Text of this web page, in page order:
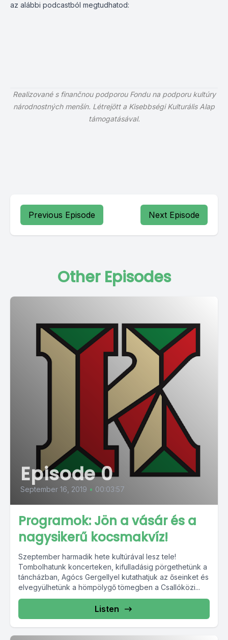
az alábbi podcastból megtudhatod:
Realizované s finančnou podporou Fondu na podporu kultúry
národnostných menšín. Létrejött a Kisebbségi Kulturális Alap
támogatásával.
Previous Episode Next Episode
Other Episodes
Episode 0
September 16, 2019 • 00:03:57
Programok: Jön a vásár és a
nagysikerű kocsmakvíz!
Szeptember harmadik hete kultúrával lesz tele!
Tombolhatunk koncerteken, kifulladásig pörgethetünk a
táncházban, Agócs Gergellyel kutathatjuk az őseinket és
elvegyülhetünk a hömpölygő tömegben a Csallóközi...
Listen